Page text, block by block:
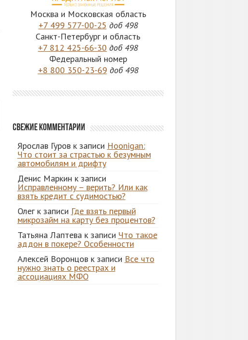
Москва и Московская область
+7 499 577-00-25 доб 498
Санкт-Петербург и область
+7 812 425-66-30 доб 498
Федеральный номер
+8 800 350-23-69 доб 498
Свежие комментарии
Ярослав Гуровк записи Hoonigan:
Что стоит за страстью к безумным
автомобилям и дрифту
Денис Маркин к записи
Исправленному – верить? Или как
взять кредит с судимостью?
Олегк записи Где взять первый
микрозайм на карту без процентов?
Татьяна Лаптевак записи Что такое
аддон в покере? Особенности
Алексей Воронцовк записи Все что
нужно знать о реестрах и
ассоциациях МФО